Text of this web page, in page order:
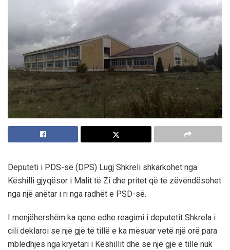
Deputeti i PDS-së (DPS) Lugj Shkreli shkarkohet nga
Këshilli gjyqësor i Malit të Zi dhe pritet që të zëvëndësohet
nga një anëtar i ri nga radhët e PSD-së.
I menjëhershëm ka qene edhe reagimi i deputetit Shkrela i
cili deklaroi se një gjë të tillë e ka mësuar vetë një orë para
mbledhjes nga kryetari i Këshillit dhe se një gjë e tillë nuk